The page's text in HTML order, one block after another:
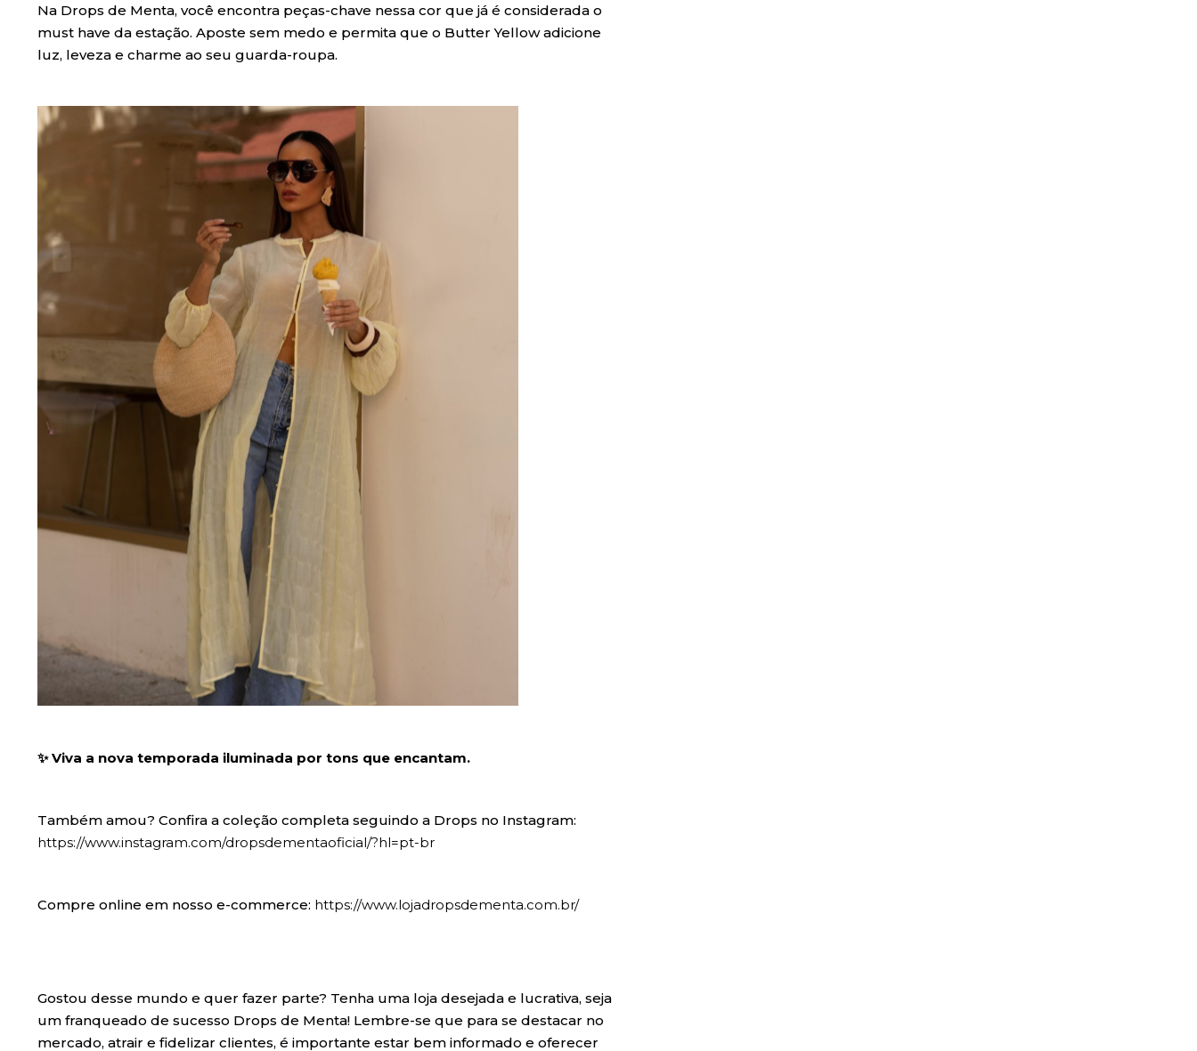
Na Drops de Menta, você encontra peças-chave nessa cor que já é considerada o
must have da estação. Aposte sem medo e permita que o Butter Yellow adicione
luz, leveza e charme ao seu guarda-roupa.
✨ Viva a nova temporada iluminada por tons que encantam.
Também amou? Confira a coleção completa seguindo a Drops no Instagram:
https://www.instagram.com/dropsdementaoficial/?hl=pt-br
Compre online em nosso e-commerce: https://www.lojadropsdementa.com.br/
Gostou desse mundo e quer fazer parte? Tenha uma loja desejada e lucrativa, seja
um franqueado de sucesso Drops de Menta! Lembre-se que para se destacar no
mercado, atrair e fidelizar clientes, é importante estar bem informado e oferecer